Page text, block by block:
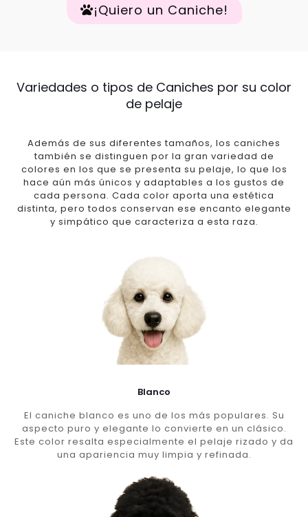
¡Quiero un Caniche!
Variedades o tipos de Caniches por su color
de pelaje
Además de sus diferentes tamaños, los caniches
también se distinguen por la gran variedad de
colores en los que se presenta su pelaje, lo que los
hace aún más únicos y adaptables a los gustos de
cada persona. Cada color aporta una estética
distinta, pero todos conservan ese encanto elegante
y simpático que caracteriza a esta raza.
Blanco
El caniche blanco es uno de los más populares. Su
aspecto puro y elegante lo convierte en un clásico.
Este color resalta especialmente el pelaje rizado y da
una apariencia muy limpia y refinada.